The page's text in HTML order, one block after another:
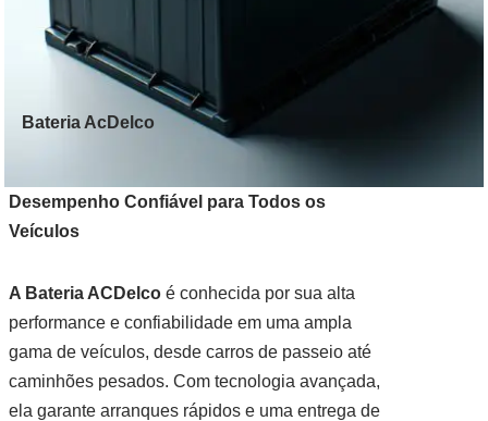
Bateria AcDelco
Desempenho Confiável para Todos os
Veículos
A Bateria ACDelcoé conhecida por sua alta
performance e confiabilidade em uma ampla
gama de veículos, desde carros de passeio até
caminhões pesados. Com tecnologia avançada,
ela garante arranques rápidos e uma entrega de